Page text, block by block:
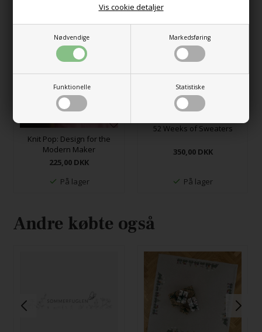
Nødvendige Markedsføring
Funktionelle Statistiske
Vis cookie detaljer
Knit Pop: Design for the
Modern Maker
225,00 DKK
På lager
52 Weeks of Sweaters
350,00 DKK
På lager
Andre købte også